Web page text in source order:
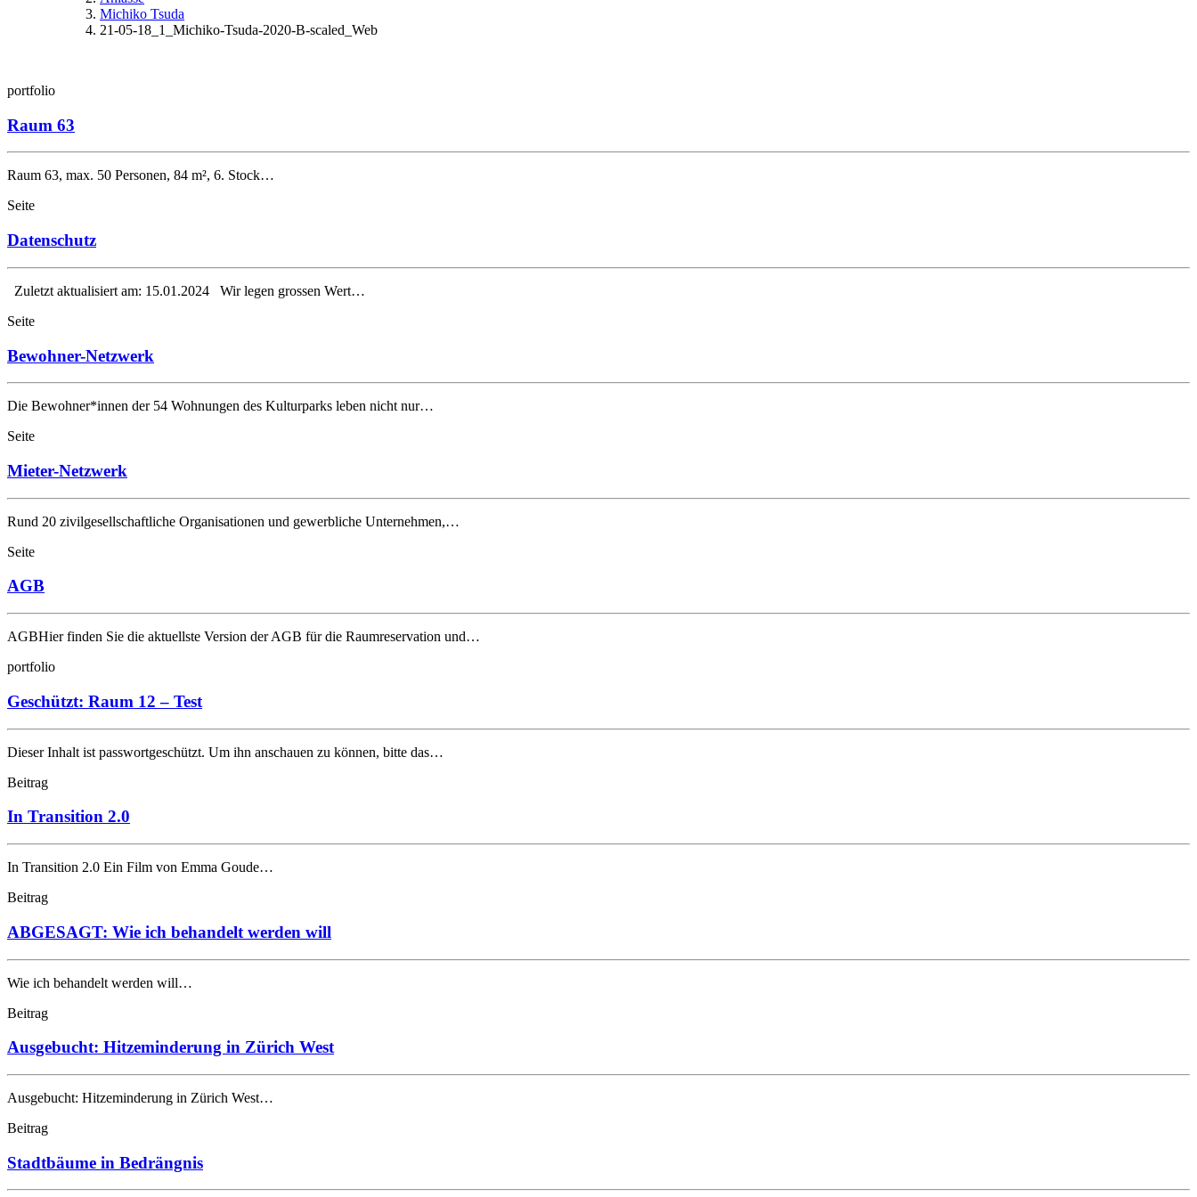
Michiko Tsuda
21-05-18_1_Michiko-Tsuda-2020-B-scaled_Web
portfolio
Raum 63
Raum 63, max. 50 Personen, 84 m², 6. Stock…
Seite
Datenschutz
Zuletzt aktualisiert am: 15.01.2024 Wir legen grossen Wert…
Seite
Bewohner-Netzwerk
Die Bewohner*innen der 54 Wohnungen des Kulturparks leben nicht nur…
Seite
Mieter-Netzwerk
Rund 20 zivilgesellschaftliche Organisationen und gewerbliche Unternehmen,…
Seite
AGB
AGBHier finden Sie die aktuellste Version der AGB für die Raumreservation und…
portfolio
Geschützt: Raum 12 – Test
Dieser Inhalt ist passwortgeschützt. Um ihn anschauen zu können, bitte das…
Beitrag
In Transition 2.0
In Transition 2.0 Ein Film von Emma Goude…
Beitrag
ABGESAGT: Wie ich behandelt werden will
Wie ich behandelt werden will…
Beitrag
Ausgebucht: Hitzeminderung in Zürich West
Ausgebucht: Hitzeminderung in Zürich West…
Beitrag
Stadtbäume in Bedrängnis